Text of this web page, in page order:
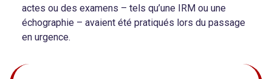
actes ou des examens – tels qu’une IRM ou une
échographie – avaient été pratiqués lors du passage
en urgence.